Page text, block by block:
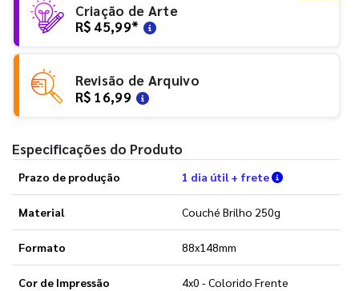
Criação de Arte
R$ 45,99*
Revisão de Arquivo
R$ 16,99
Especificações do Produto
Prazo de produção 1 dia útil + frete Verifique as
Material Couché Brilho 250g
Formato 88x148mm
Cor de Impressão 4x0 - Colorido Frente